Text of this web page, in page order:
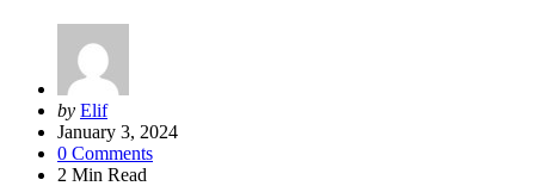
Posted
by
by Elif
January 3, 2024
0 Comments
2 Min Read